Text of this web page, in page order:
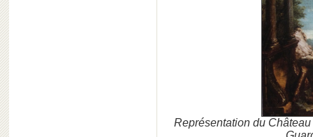
Représentation du